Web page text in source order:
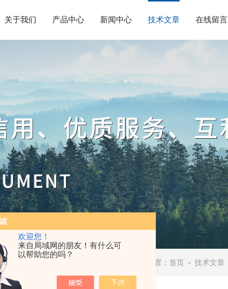
欢迎您！
来自局域网的朋友！有什么可
以帮助您的吗？
关于我们 产品中心 新闻中心 技术文章 在线留言
当前位置：首页 -技术文章